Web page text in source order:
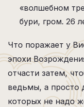
«волшебном
бури, гром. 26
Что поражает у
эпохи
отчасти затем,
ведьмы, а
которых не надо